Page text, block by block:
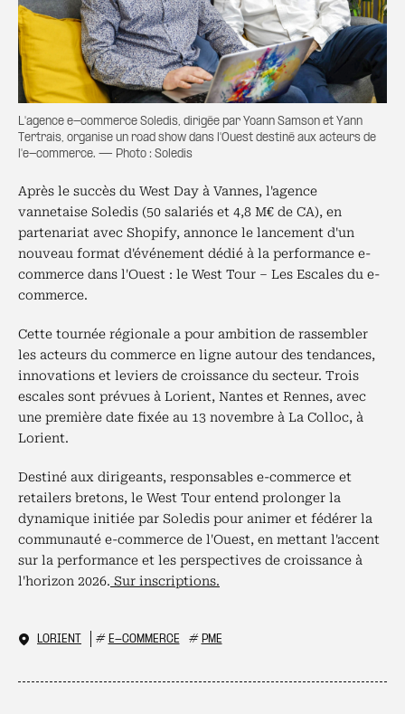
L'agence e-commerce Soledis, dirigée par Yoann Samson et Yann
Tertrais, organise un road show dans l'Ouest destiné aux acteurs de
l'e-commerce. — Photo : Soledis
Après le succès du West Day à Vannes, l'agence
vannetaise Soledis (50 salariés et 4,8 M€ de CA), en
partenariat avec Shopify, annonce le lancement d'un
nouveau format d'événement dédié à la performance e-
commerce dans l'Ouest : le West Tour – Les Escales du e-
commerce.
Cette tournée régionale a pour ambition de rassembler
les acteurs du commerce en ligne autour des tendances,
innovations et leviers de croissance du secteur. Trois
escales sont prévues à Lorient, Nantes et Rennes, avec
une première date fixée au 13 novembre à La Colloc, à
Lorient.
Destiné aux dirigeants, responsables e-commerce et
retailers bretons, le West Tour entend prolonger la
dynamique initiée par Soledis pour animer et fédérer la
communauté e-commerce de l'Ouest, en mettant l'accent
sur la performance et les perspectives de croissance à
l'horizon 2026. Sur inscriptions.
LORIENT # E-COMMERCE # PME